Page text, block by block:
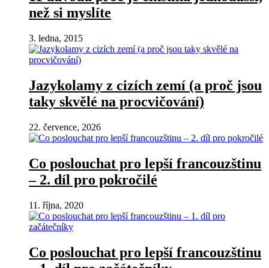
než si myslíte
3. ledna, 2015
Jazykolamy z cizích zemí (a proč jsou
taky skvělé na procvičování)
22. července, 2026
Co poslouchat pro lepší francouzštinu
– 2. díl pro pokročilé
11. října, 2020
Co poslouchat pro lepší francouzštinu